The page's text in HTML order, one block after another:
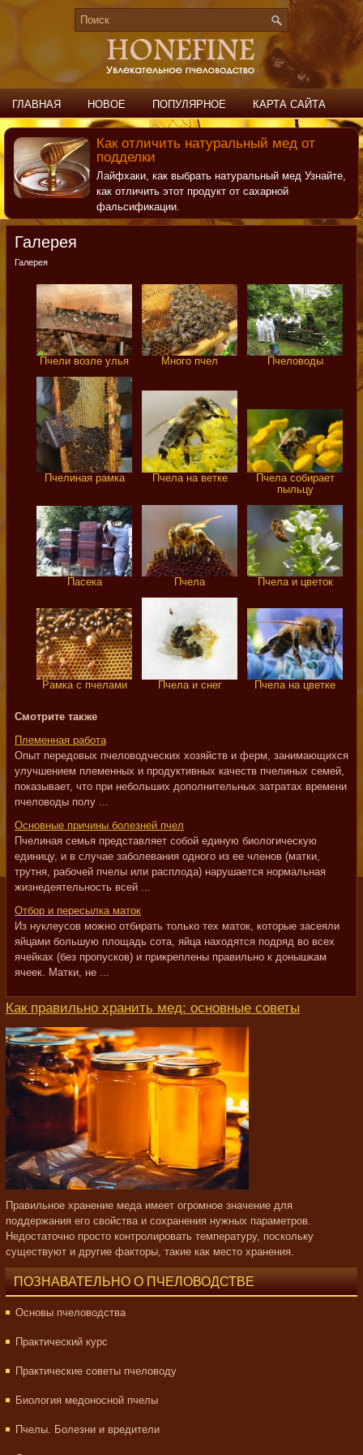
ГЛАВНАЯ НОВОЕ ПОПУЛЯРНОЕ КАРТА САЙТА
ПОИСК КОНТАКТЫ
Как отличить натуральный мед от
подделки
Лайфхаки, как выбрать натуральный мед Узнайте,
как отличить этот продукт от сахарной
фальсификации.
Галерея
Галерея
Пчели возле улья Много пчел Пчеловоды
Пчелиная рамка Пчела на ветке
Пчела собирает
пыльцу
Пасека Пчела Пчела и цветок
Рамка с пчелами Пчела и снег Пчела на цветке
Смотрите также
Племенная работа
Опыт передовых пчеловодческих хозяйств и ферм, занимающихся
улучшением племенных и продуктивных качеств пчелиных семей,
показывает, что при небольших дополнительных затратах времени
пчеловоды полу ...
Основные причины болезней пчел
Пчелиная семья представляет собой единую биологическую
единицу, и в случае заболевания одного из ее членов (матки,
трутня, рабочей пчелы или расплода) нарушается нормальная
жизнедеятельность всей ...
Отбор и пересылка маток
Из нуклеусов можно отбирать только тех маток, которые засеяли
яйцами большую площадь сота, яйца находятся подряд во всех
ячейках (без пропусков) и прикреплены правильно к донышкам
ячеек. Матки, не ...
Как правильно хранить мед: основные советы
Правильное хранение меда имеет огромное значение для
поддержания его свойства и сохранения нужных параметров.
Недостаточно просто контролировать температуру, поскольку
существуют и другие факторы, такие как место хранения.
ПОЗНАВАТЕЛЬНО О ПЧЕЛОВОДСТВЕ
Основы пчеловодства
Практический курс
Практические советы пчеловоду
Биология медоносной пчелы
Пчелы. Болезни и вредители